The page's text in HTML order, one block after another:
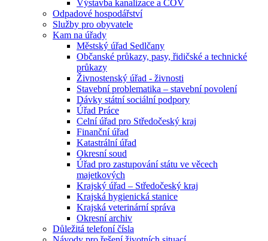
Výstavba kanalizace a ČOV
Odpadové hospodářství
Služby pro obyvatele
Kam na úřady
Městský úřad Sedlčany
Občanské průkazy, pasy, řidičské a technické
průkazy
Živnostenský úřad - živnosti
Stavební problematika – stavební povolení
Dávky státní sociální podpory
Úřad Práce
Celní úřad pro Středočeský kraj
Finanční úřad
Katastrální úřad
Okresní soud
Úřad pro zastupování státu ve věcech
majetkových
Krajský úřad – Středočeský kraj
Krajská hygienická stanice
Krajská veterinární správa
Okresní archiv
Důležitá telefoní čísla